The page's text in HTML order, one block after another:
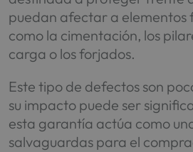
puedan afectar a elementos
como la cimentación, los
carga o los forjados.
Este tipo de defectos son
su impacto puede ser
esta garantía actúa como
salvaguardas para el